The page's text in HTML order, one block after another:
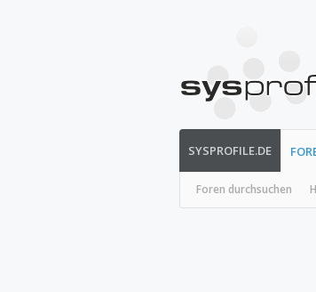
SYSPROFILE.DE
Foren durchsuchen